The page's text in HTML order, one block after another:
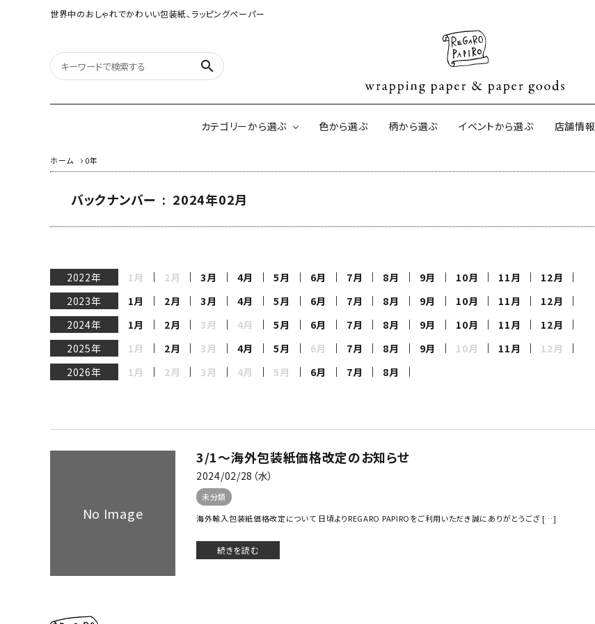
世界中のおしゃれでかわいい包装紙、ラッピングペーパー
search
カテゴリーから選ぶ
オリジナルラッピング
紙雑貨
ネパールのペーパーロゼ
ッタ&ガーランド
色から選ぶ 柄から選ぶ イベントから選ぶ 店舗情報
ホーム 0年
バックナンバー : 2024年02月
2022年 1月 2月 3月 4月 5月 6月 7月 8月 9月 10月 11月
12月
2023年
1月 2月 3月 4月 5月 6月 7月 8月 9月 10月 11月
12月
2024年
1月 2月 3月 4月 5月 6月 7月 8月 9月 10月 11月
12月
2025年
1月 2月 3月 4月 5月 6月 7月 8月 9月 10月 11月
12月
2026年
1月 2月 3月 4月 5月 6月 7月 8月
No Image
3/1〜海外包装紙価格改定のお知らせ
2024/02/28（水）
未分類
海外輸入包装紙価格改定について 日頃よりREGARO PAPIROをご利用いただき誠にありがとうござ […]
続きを読む